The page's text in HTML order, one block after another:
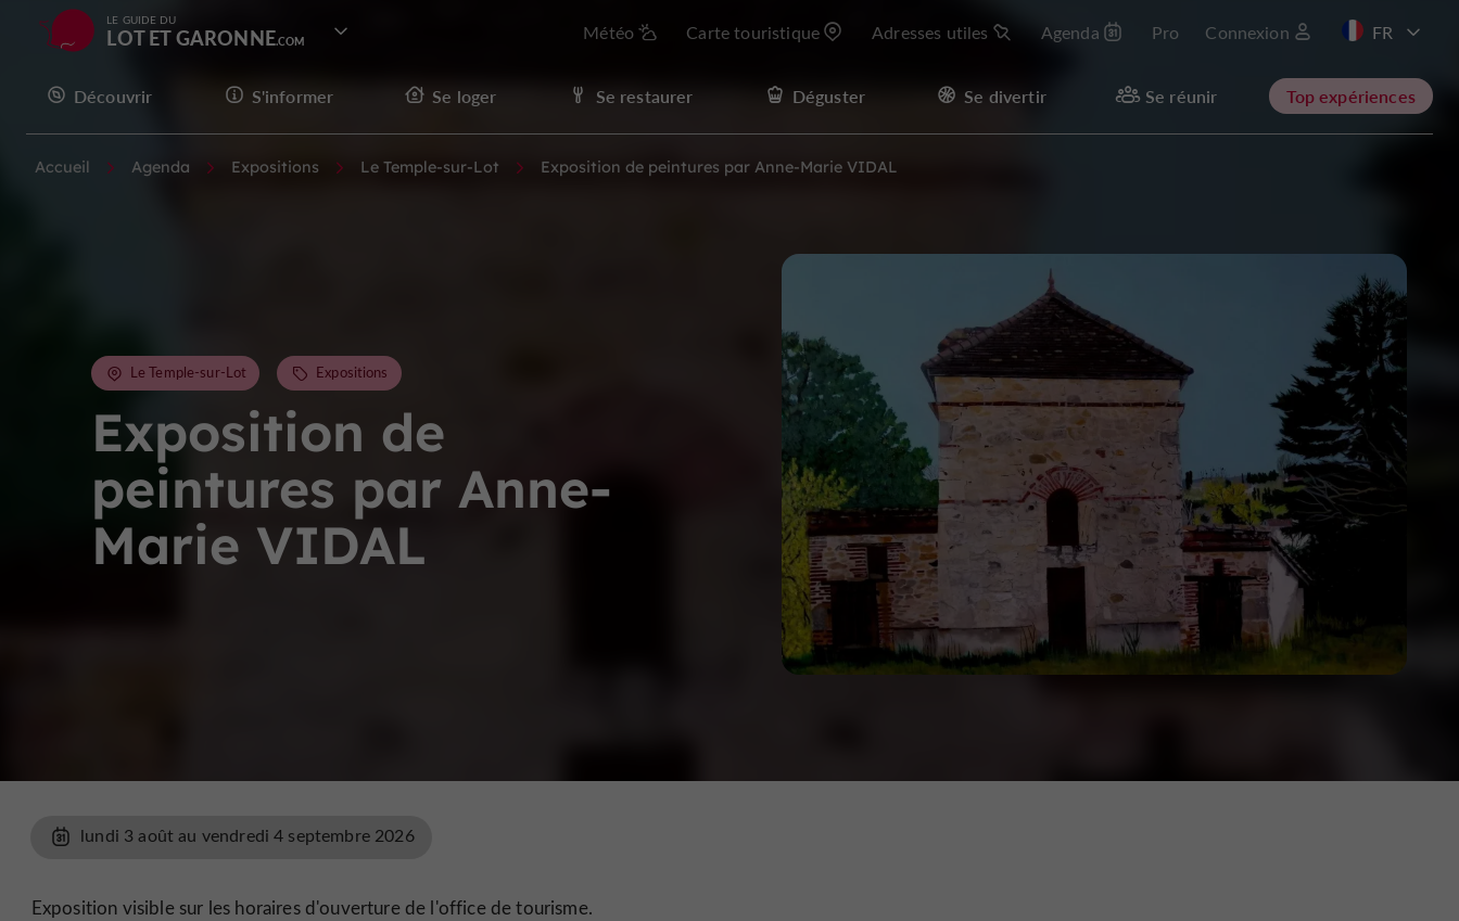
LE GUIDE DU
LOT ET GARONNE Météo Carte touristique Adresses utiles Agenda Pro Connexion
Découvrir S'informer Se loger Se restaurer Déguster Se divertir Se réunir Top expériences
Accueil Agenda Expositions Le Temple-sur-Lot Exposition de peintures par Anne-Marie VIDAL
Exposition de
peintures par Anne-
Marie VIDAL
Le Temple-sur-Lot Expositions
lundi 3 août au vendredi 4 septembre 2026
Exposition visible sur les horaires d'ouverture de l'office de tourisme.